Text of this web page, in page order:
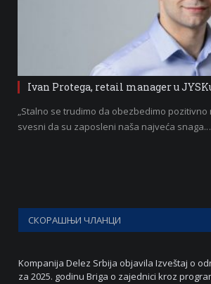
Ivan Protega, retail manager u
„Stalno se trudimo da obezbedimo
svesni da su zaposleni naša najveća
СКОРАШЊИ ЧЛАНЦИ
Kompanija Delez Srbija objavila Izveštaj o
za 2025. godinu Briga o zajednici kroz